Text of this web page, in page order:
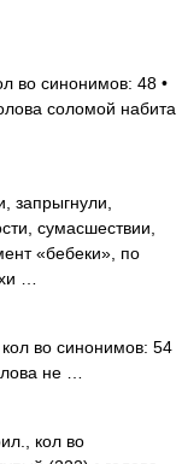
во синонимов: 48 •
соломой набита
запрыгнули,
сумасшествии,
«бебеки», по
…
во синонимов: 54
не …
кол во